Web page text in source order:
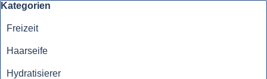
Block überspringen Kategorien
Kategorien
Freizeit
Haarseife
Hydratisierer